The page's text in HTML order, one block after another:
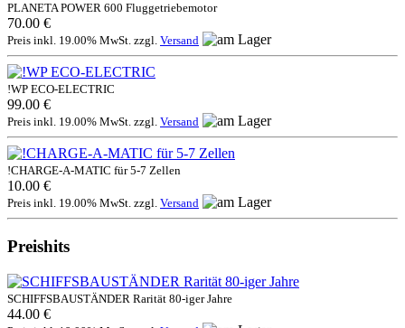
PLANETA POWER 600 Fluggetriebemotor
70.00 €
Preis inkl. 19.00% MwSt. zzgl. Versand
!WP ECO-ELECTRIC
99.00 €
Preis inkl. 19.00% MwSt. zzgl. Versand
!CHARGE-A-MATIC für 5-7 Zellen
10.00 €
Preis inkl. 19.00% MwSt. zzgl. Versand
Preishits
SCHIFFSBAUSTÄNDER Rarität 80-iger Jahre
44.00 €